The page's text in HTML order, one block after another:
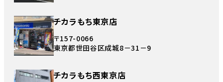
チカラもち東京店
〒157-0066
東京都世田谷区成城8－31－9
チカラもち西東京店